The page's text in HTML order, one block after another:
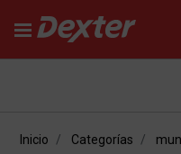
Inicio Categorías